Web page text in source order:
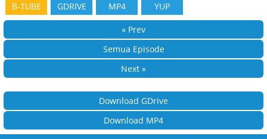
B-TUBE GDRIVE MP4 YUP
« Prev
Semua Episode
Next »
Download GDrive
Download MP4